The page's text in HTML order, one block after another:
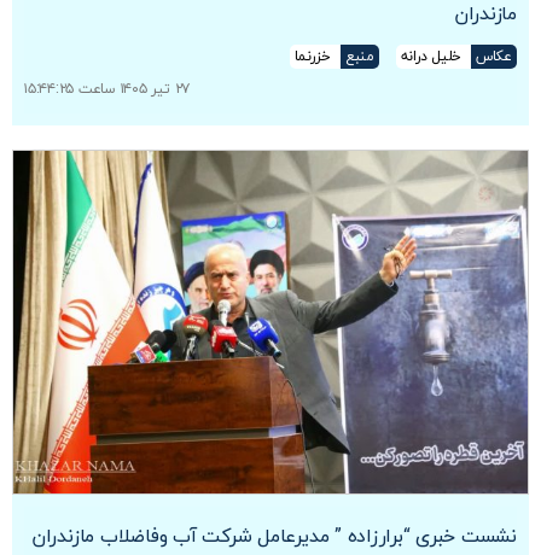
مازندران
عکاس خلیل درانه منبع
خزرنما
۲۷ تیر ۱۴۰۵ ساعت ۱۵:۴۴:۲۵
نشست خبری “برارزاده ” مدیرعامل شرکت آب وفاضلاب مازندران